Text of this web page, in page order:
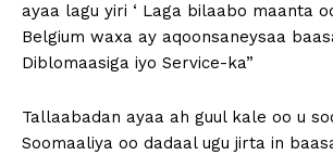
ayaa lagu yiri ‘ Laga bilaabo maanta
Belgium waxa ay aqoonsaneysaa
Diblomaasiga iyo Service-ka”
Tallaabadan ayaa ah guul kale oo u
Soomaaliya oo dadaal ugu jirta in